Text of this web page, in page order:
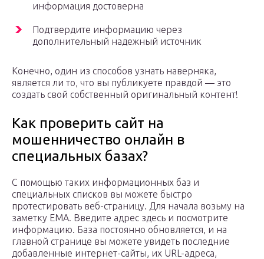
информация достоверна
Подтвердите информацию через
дополнительный надежный источник
Конечно, один из способов узнать наверняка,
является ли то, что вы публикуете правдой — это
создать свой собственный оригинальный контент!
Как проверить сайт на
мошенничество онлайн в
специальных базах?
С помощью таких информационных баз и
специальных списков вы можете быстро
протестировать веб-страницу. Для начала возьму на
заметку EMA. Введите адрес здесь и посмотрите
информацию. База постоянно обновляется, и на
главной странице вы можете увидеть последние
добавленные интернет-сайты, их URL-адреса,